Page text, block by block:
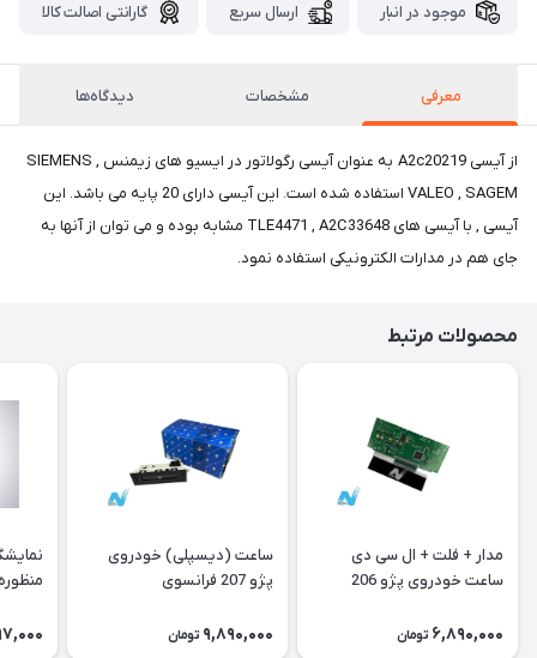
موجود در انبار ارسال سریع گارانتی اصالت کالا
معرفی مشخصات دیدگاه‌ها
از آیسی A2c20219 به عنوان آیسی رگولاتور در ایسیو های زیمنس SIEMENS ,
VALEO , SAGEM استفاده شده است. این آیسی دارای 20 پایه می باشد. این
آیسی , با آیسی های TLE4471 , A2C33648 مشابه بوده و می توان از آنها به
جای هم در مدارات الکترونیکی استفاده نمود.
محصولات مرتبط
مدار + فلت + ال سی دی
ساعت خودروی پژو 206
6,890,000 تومان
ساعت (دیسپلی) خودروی
پژو 207 فرانسوی
9,890,000 تومان